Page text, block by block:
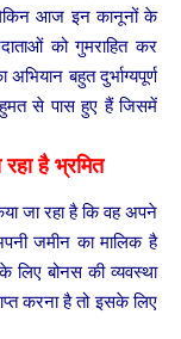
आज इन कानूनों के
को गुमराहित कर
बहुत दुर्भाग्यपूर्ण
से पास हुए हैं जिसमें
है भ्रमित
जा रहा है कि वह अपने
जमीन का मालिक है
बोनस की व्यवस्था
करना है तो इसके लिए